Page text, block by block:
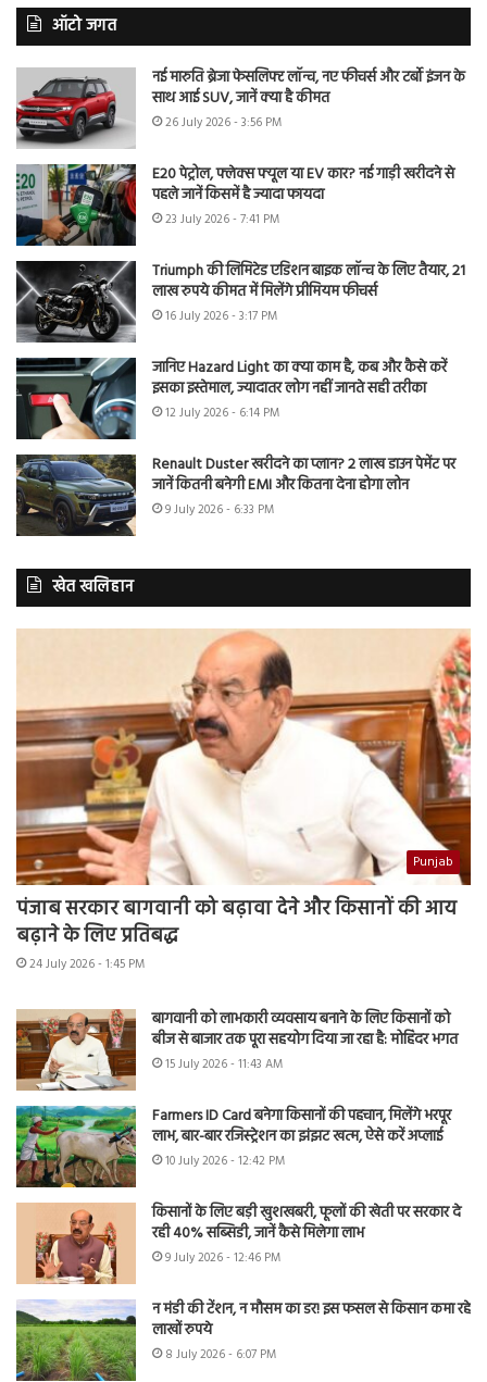
ऑटो जगत
नई मारुति ब्रेजा फेसलिफ्ट लॉन्च, नए फीचर्स और टर्बो इंजन के
साथ आई SUV, जानें क्या है कीमत
26 July 2026 - 3:56 PM
E20 पेट्रोल, फ्लेक्स फ्यूल या EV कार? नई गाड़ी खरीदने से
पहले जानें किसमें है ज्यादा फायदा
23 July 2026 - 7:41 PM
Triumph की लिमिटेड एडिशन बाइक लॉन्च के लिए तैयार, 21
लाख रुपये कीमत में मिलेंगे प्रीमियम फीचर्स
16 July 2026 - 3:17 PM
जानिए Hazard Light का क्या काम है, कब और कैसे करें
इसका इस्तेमाल, ज्यादातर लोग नहीं जानते सही तरीका
12 July 2026 - 6:14 PM
Renault Duster खरीदने का प्लान? 2 लाख डाउन पेमेंट पर
जानें कितनी बनेगी EMI और कितना देना होगा लोन
9 July 2026 - 6:33 PM
खेत खलिहान
Punjab
पंजाब सरकार बागवानी को बढ़ावा देने और किसानों की आय
बढ़ाने के लिए प्रतिबद्ध
24 July 2026 - 1:45 PM
बागवानी को लाभकारी व्यवसाय बनाने के लिए किसानों को
बीज से बाजार तक पूरा सहयोग दिया जा रहा है: मोहिंदर भगत
15 July 2026 - 11:43 AM
Farmers ID Card बनेगा किसानों की पहचान, मिलेंगे भरपूर
लाभ, बार-बार रजिस्ट्रेशन का झंझट खत्म, ऐसे करें अप्लाई
10 July 2026 - 12:42 PM
किसानों के लिए बड़ी खुशखबरी, फूलों की खेती पर सरकार दे
रही 40% सब्सिडी, जानें कैसे मिलेगा लाभ
9 July 2026 - 12:46 PM
न मंडी की टेंशन, न मौसम का डर! इस फसल से किसान कमा रहे
लाखों रुपये
8 July 2026 - 6:07 PM